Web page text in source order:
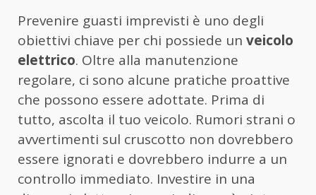
Prevenire guasti imprevisti è uno degli
obiettivi chiave per chi possiede un veicolo
elettrico. Oltre alla manutenzione
regolare, ci sono alcune pratiche proattive
che possono essere adottate. Prima di
tutto, ascolta il tuo veicolo. Rumori strani o
avvertimenti sul cruscotto non dovrebbero
essere ignorati e dovrebbero indurre a un
controllo immediato. Investire in una